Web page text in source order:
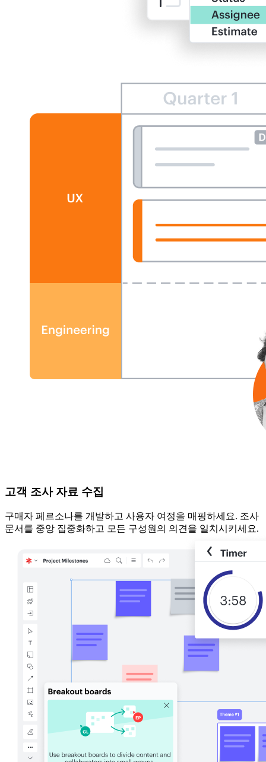
고객 조사 자료 수집
구매자 페르소나를 개발하고 사용자 여정을 매핑하세요. 조사
문서를 중앙 집중화하고 모든 구성원의 의견을 일치시키세요.